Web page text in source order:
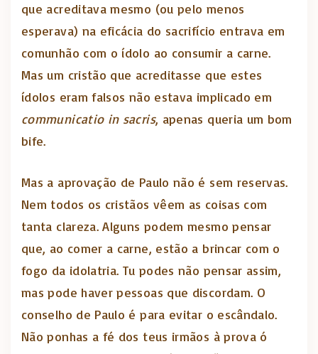
que acreditava mesmo (ou pelo menos
esperava) na eficácia do sacrifício entrava em
comunhão com o ídolo ao consumir a carne.
Mas um cristão que acreditasse que estes
ídolos eram falsos não estava implicado em
communicatio in sacris, apenas queria um bom
bife.
Mas a aprovação de Paulo não é sem reservas.
Nem todos os cristãos vêem as coisas com
tanta clareza. Alguns podem mesmo pensar
que, ao comer a carne, estão a brincar com o
fogo da idolatria. Tu podes não pensar assim,
mas pode haver pessoas que discordam. O
conselho de Paulo é para evitar o escândalo.
Não ponhas a fé dos teus irmãos à prova ó